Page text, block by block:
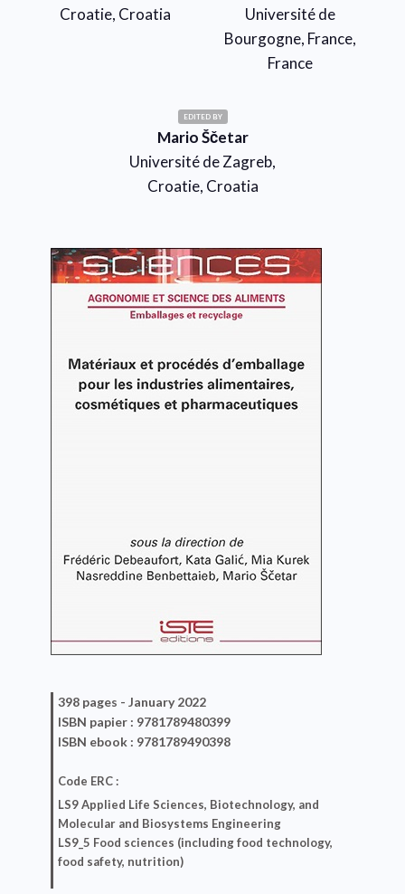
Croatie, Croatia
Université de
Bourgogne, France,
France
EDITED BY
Mario Ščetar
Université de Zagreb,
Croatie, Croatia
398 pages -January 2022
ISBN papier : 9781789480399
ISBN ebook : 9781789490398
Code ERC :
LS9 Applied Life Sciences, Biotechnology, and
Molecular and Biosystems Engineering
LS9_5 Food sciences (including food technology,
food safety, nutrition)